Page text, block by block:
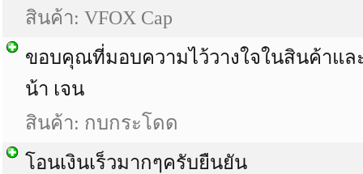
สินค้า: VFOX Cap
ขอบคุณที่มอบความไว้วางใจในสินค้าแล
น้า เจน
สินค้า: กบกระโดด
โอนเงินเร็วมากๆครับยืนยัน